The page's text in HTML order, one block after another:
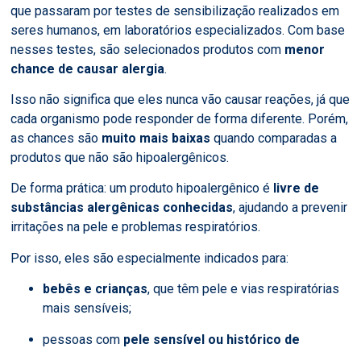
que passaram por testes de sensibilização realizados em
seres humanos, em laboratórios especializados. Com base
nesses testes, são selecionados produtos com menor
chance de causar alergia.
Isso não significa que eles nunca vão causar reações, já que
cada organismo pode responder de forma diferente. Porém,
as chances são muito mais baixas quando comparadas a
produtos que não são hipoalergênicos.
De forma prática: um produto hipoalergênico é livre de
substâncias alergênicas conhecidas, ajudando a prevenir
irritações na pele e problemas respiratórios.
Por isso, eles são especialmente indicados para:
bebês e crianças, que têm pele e vias respiratórias
mais sensíveis;
pessoas com pele sensível ou histórico de